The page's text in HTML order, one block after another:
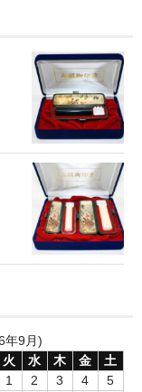
年9月)
火 水 木 金
土
1
2 3 4
5